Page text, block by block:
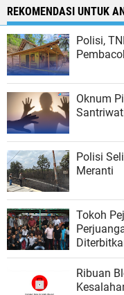
REKOMENDASI UNTUK
Polisi,
Oknum
Polisi
Meranti
Tokoh
Ribuan